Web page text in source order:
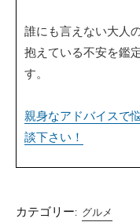
誰にも言えない大人
抱えている不安を鑑
す。
親身なアドバイスで
談下さい！
カテゴリー: グルメ